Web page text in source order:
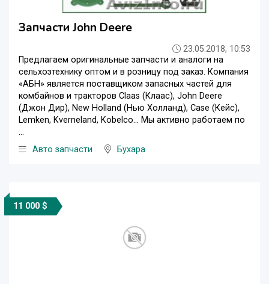
Запчасти John Deere
23.05.2018, 10:53
Предлагаем оригинальные запчасти и аналоги на
сельхозтехнику оптом и в розницу под заказ. Компания
«АБН» является поставщиком запасных частей для
комбайнов и тракторов Claas (Клаас), John Deere
(Джон Дир), New Holland (Нью Холланд), Case (Кейс),
Lemken, Kverneland, Kobelco… Мы активно работаем по
...
Авто запчасти
Бухара
11 000 $